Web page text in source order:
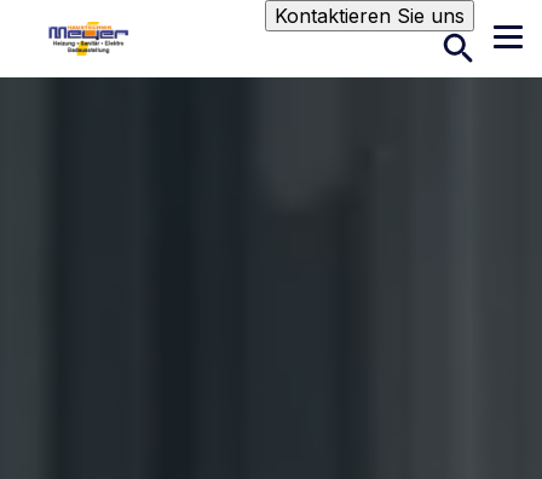
Kontaktieren Sie unsSuche